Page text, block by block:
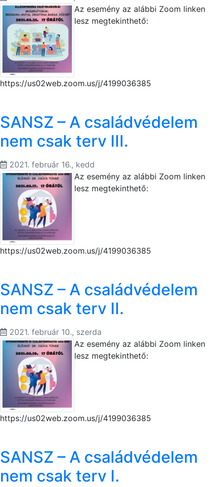
Az esemény az alábbi Zoom linken
lesz megtekinthető:
https://us02web.zoom.us/j/4199036385
SANSZ – A családvédelem
nem csak terv III.
2021. február 16., kedd
Az esemény az alábbi Zoom linken
lesz megtekinthető:
https://us02web.zoom.us/j/4199036385
SANSZ – A családvédelem
nem csak terv II.
2021. február 10., szerda
Az esemény az alábbi Zoom linken
lesz megtekinthető:
https://us02web.zoom.us/j/4199036385
SANSZ – A családvédelem
nem csak terv I.